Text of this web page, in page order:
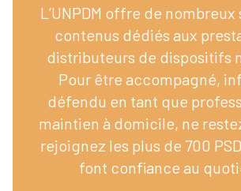
L’UNPDM offre de
contenus dédiés aux
distributeurs de dispositifs
Pour être accompagné,
défendu en tant que
maintien à domicile, ne
rejoignez les plus de 700
font confiance au